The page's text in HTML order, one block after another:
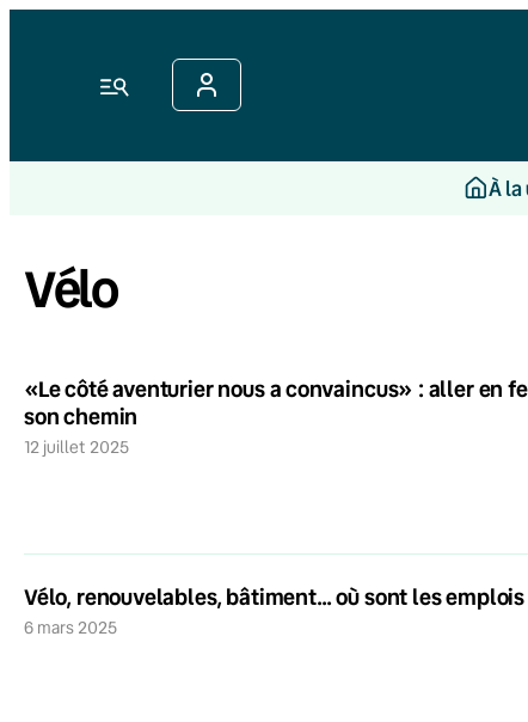
Menu
À la
Vélo
«Le côté aventurier nous a convaincus» : aller en
son chemin
12 juillet 2025
Vélo, renouvelables, bâtiment… où sont les
6 mars 2025